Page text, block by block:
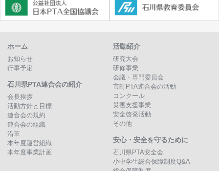
ホーム
お知らせ
行事予定
石川県PTA連合会の紹介
会長挨拶
活動方針と目標
連合会の規約
連合会の組織
沿革
本年度運営組織
本年度事業計画
活動紹介
研究大会
研修事業
会議・専門委員会
市町PTA連合会の活動
コンクール
災害支援事業
安全啓発活動
その他
安心・安全を守るために
石川県PTA安全会
小中学生総合保障制度Q&A